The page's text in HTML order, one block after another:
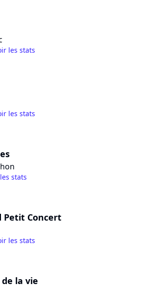
les stats
les stats
stats
Petit Concert
les stats
la vie